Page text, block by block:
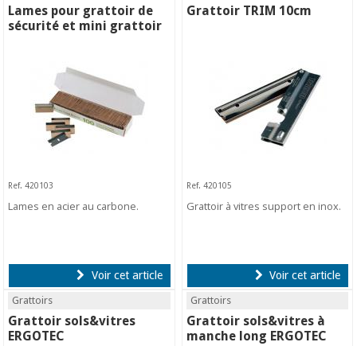
Lames pour grattoir de
sécurité et mini grattoir
Ref. 420103
Lames en acier au carbone.
Voir cet article
Grattoir TRIM 10cm
Ref. 420105
Grattoir à vitres support en inox.
Voir cet article
Grattoirs
Grattoir sols&vitres
ERGOTEC
Grattoirs
Grattoir sols&vitres à
manche long ERGOTEC